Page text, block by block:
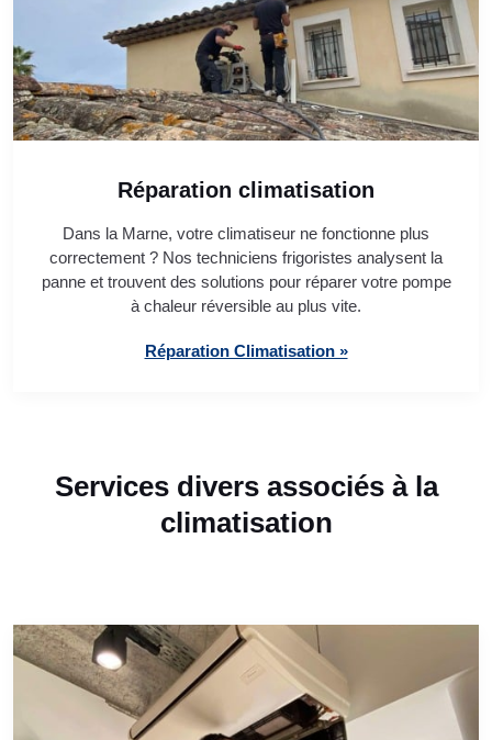
Réparation climatisation
Dans la Marne, votre climatiseur ne fonctionne plus
correctement ? Nos techniciens frigoristes analysent la
panne et trouvent des solutions pour réparer votre pompe
à chaleur réversible au plus vite.
Réparation Climatisation »
Services divers associés à la
climatisation